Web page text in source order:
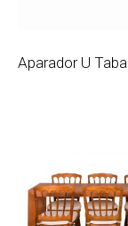
Aparador U